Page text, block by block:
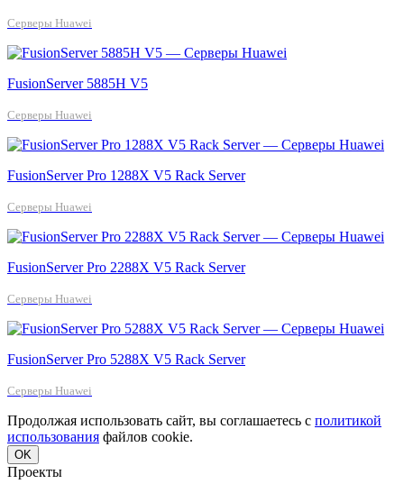
Серверы Huawei
FusionServer 5885H V5
Серверы Huawei
FusionServer Pro 1288X V5 Rack Server
Серверы Huawei
FusionServer Pro 2288X V5 Rack Server
Серверы Huawei
FusionServer Pro 5288X V5 Rack Server
Серверы Huawei
Продолжая использовать сайт, вы соглашаетесь с политикой
использования файлов cookie.
OK
Проекты